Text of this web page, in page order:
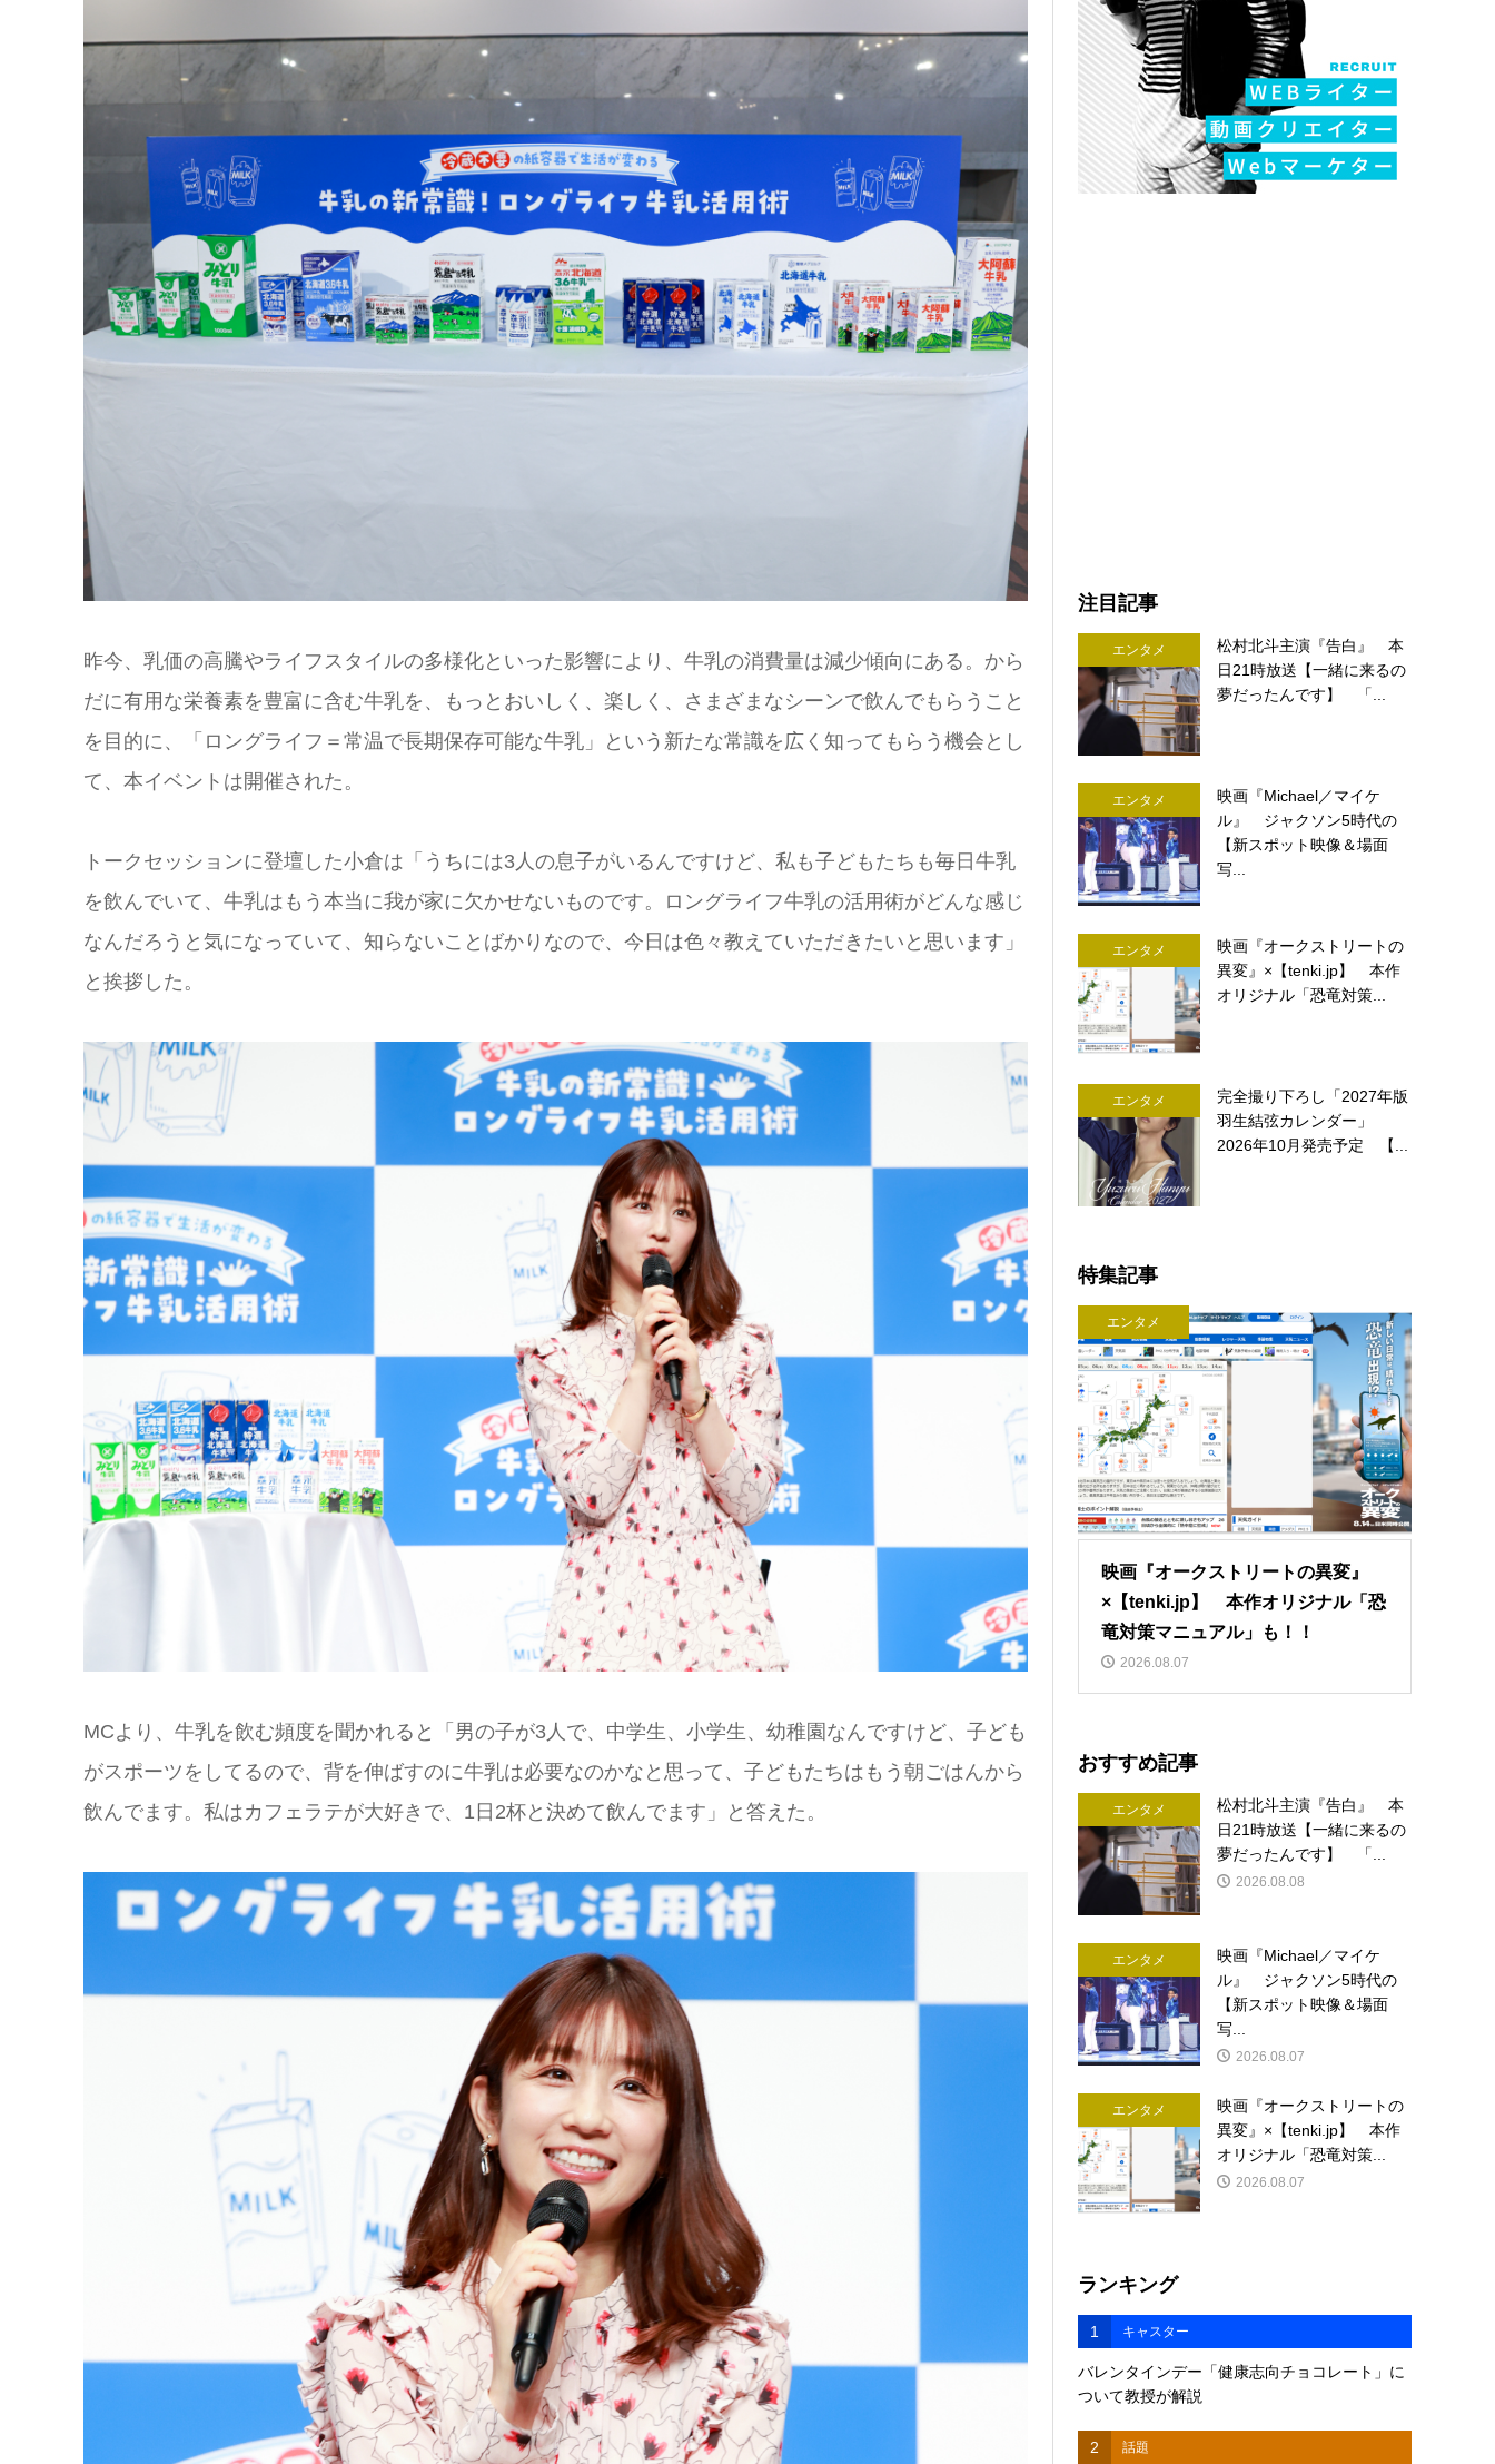
昨今、乳価の高騰やライフスタイルの多様化といった影響により、牛乳の消費量は減少傾向にある。から
だに有用な栄養素を豊富に含む牛乳を、もっとおいしく、楽しく、さまざまなシーンで飲んでもらうこと
を目的に、「ロングライフ＝常温で長期保存可能な牛乳」という新たな常識を広く知ってもらう機会とし
て、本イベントは開催された。
トークセッションに登壇した小倉は「うちには3人の息子がいるんですけど、私も子どもたちも毎日牛乳
を飲んでいて、牛乳はもう本当に我が家に欠かせないものです。ロングライフ牛乳の活用術がどんな感じ
なんだろうと気になっていて、知らないことばかりなので、今日は色々教えていただきたいと思います」
と挨拶した。
MCより、牛乳を飲む頻度を聞かれると「男の子が3人で、中学生、小学生、幼稚園なんですけど、子ども
がスポーツをしてるので、背を伸ばすのに牛乳は必要なのかなと思って、子どもたちはもう朝ごはんから
飲んでます。私はカフェラテが大好きで、1日2杯と決めて飲んでます」と答えた。
注目記事
エンタメ
松村北斗主演『告白』 本
日21時放送【一緒に来るの
夢だったんです】 「...
エンタメ
映画『Michael／マイケ
ル』 ジャクソン5時代の
【新スポット映像＆場面
写...
エンタメ
映画『オークストリートの
異変』×【tenki.jp】 本作
オリジナル「恐竜対策...
エンタメ
完全撮り下ろし「2027年版
羽生結弦カレンダー」
2026年10月発売予定 【...
特集記事
エンタメ
映画『オークストリートの異変』
×【tenki.jp】 本作オリジナル「恐
竜対策マニュアル」も！！
2026.08.07
おすすめ記事
エンタメ
松村北斗主演『告白』 本
日21時放送【一緒に来るの
夢だったんです】 「...
2026.08.08
エンタメ
映画『Michael／マイケ
ル』 ジャクソン5時代の
【新スポット映像＆場面
写...
2026.08.07
エンタメ
映画『オークストリートの
異変』×【tenki.jp】 本作
オリジナル「恐竜対策...
2026.08.07
ランキング
1 キャスター
バレンタインデー「健康志向チョコレート」に
ついて教授が解説
2 話題